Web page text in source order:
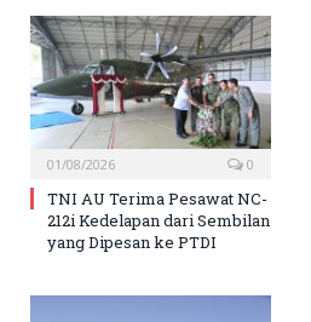
01/08/2026 0
TNI AU Terima Pesawat NC-
212i Kedelapan dari Sembilan
yang Dipesan ke PTDI